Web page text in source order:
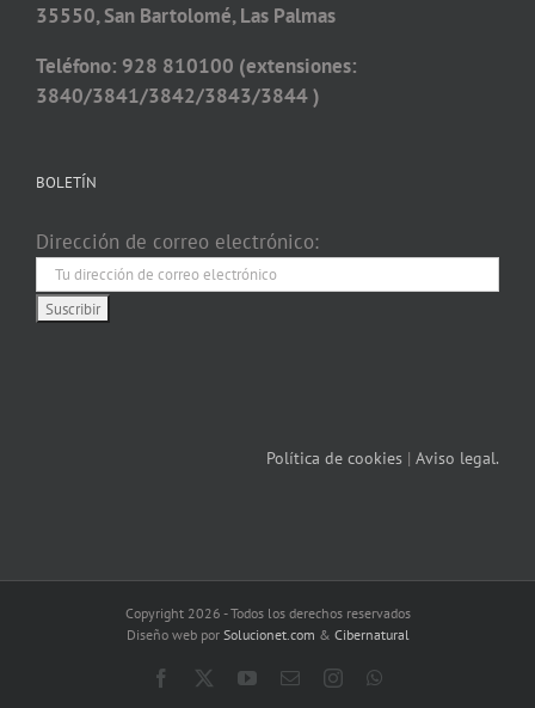
35550, San Bartolomé, Las Palmas
Teléfono: 928 810100 (extensiones:
3840/3841/3842/3843/3844 )
BOLETÍN
Dirección de correo electrónico:
Política de cookies | Aviso legal.
Copyright 2026 - Todos los derechos reservados
Diseño web por Solucionet.com & Cibernatural
Facebook YouTube
CorreoInstagram